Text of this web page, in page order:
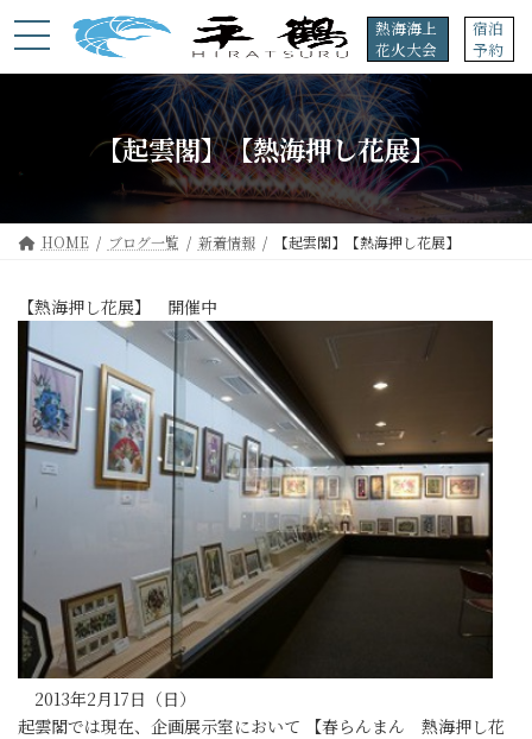
ン
プ
ビ
動
熱海海上
花火大会
宿泊
予約
【起雲閣】【熱海押し花展】
HOME ブログ一覧 新着情報 【起雲閣】【熱海押し花展】
【熱海押し花展】 開催中
2013年2月17日（日）
起雲閣では現在、企画展示室において 【春らんまん 熱海押し花